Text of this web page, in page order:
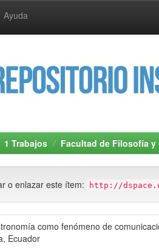
Ayuda
1 Trabajos Facultad de Filosofía y
o enlazar este ítem: http://
como fenómeno de
Ecuador